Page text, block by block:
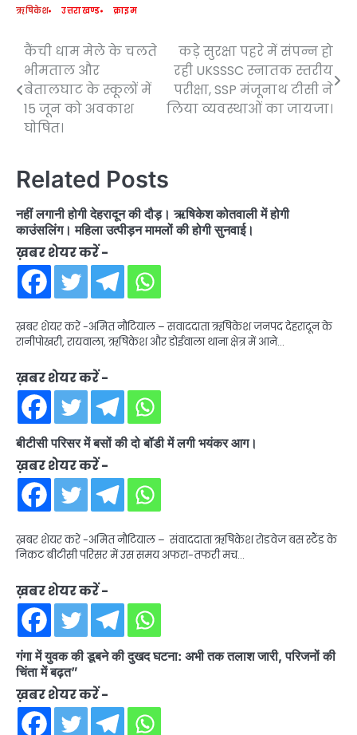
ऋषिकेश उत्तराखण्ड क्राइम
Post
navigation
कैंची धाम मेले के चलते
भीमताल और
बेतालघाट के स्कूलों में
15 जून को अवकाश
घोषित।
कड़े सुरक्षा पहरे में संपन्न हो
रही UKSSSC स्नातक स्तरीय
परीक्षा, SSP मंजूनाथ टीसी ने
लिया व्यवस्थाओं का जायजा।
Related Posts
नहीं लगानी होगी देहरादून की दौड़। ऋषिकेश कोतवाली में होगी
काउंसलिंग। महिला उत्पीड़न मामलों की होगी सुनवाई।
ख़बर शेयर करें -
ख़बर शेयर करें -अमित नौटियाल – सवाददाता ऋषिकेश जनपद देहरादून के
रानीपोखरी, रायवाला, ऋषिकेश और डोईवाला थाना क्षेत्र में आने…
ख़बर शेयर करें -
बीटीसी परिसर में बसों की दो बॉडी में लगी भयंकर आग।
ख़बर शेयर करें -
ख़बर शेयर करें -अमित नौटियाल – संवाददाता ऋषिकेश रोडवेज बस स्टैंड के
निकट बीटीसी परिसर में उस समय अफरा-तफरी मच…
ख़बर शेयर करें -
गंगा में युवक की डूबने की दुखद घटना: अभी तक तलाश जारी, परिजनों की
चिंता में बढ़त”
ख़बर शेयर करें -